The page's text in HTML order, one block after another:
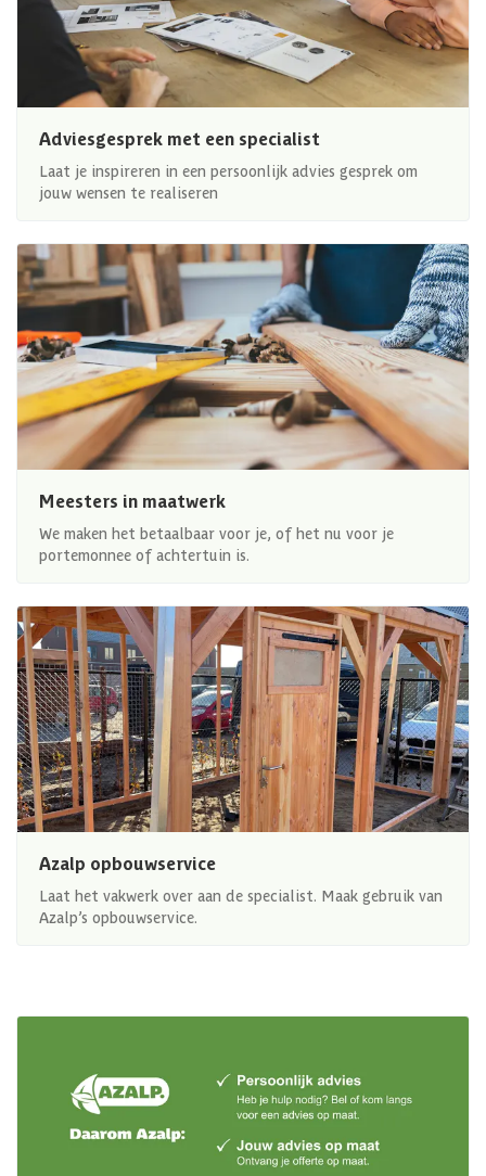
Adviesgesprek met een specialist
Laat je inspireren in een persoonlijk advies gesprek om
jouw wensen te realiseren
Meesters in maatwerk
We maken het betaalbaar voor je, of het nu voor je
portemonnee of achtertuin is.
Azalp opbouwservice
Laat het vakwerk over aan de specialist. Maak gebruik van
Azalp’s opbouwservice.